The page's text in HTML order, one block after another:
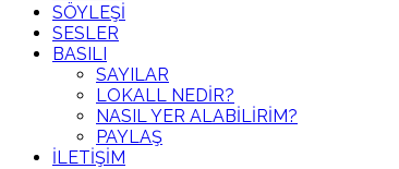
SÖYLEŞİ
SESLER
BASILI
SAYILAR
LOKALL NEDİR?
NASIL YER ALABİLİRİM?
PAYLAŞ
İLETİŞİM